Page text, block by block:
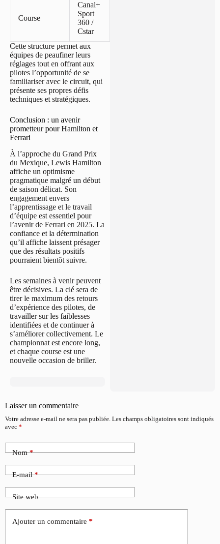
Course
Canal+
Sport
360 /
Cstar
Cette structure permet aux
équipes de peaufiner leurs
réglages tout en offrant aux
pilotes l’opportunité de se
familiariser avec le circuit, qui
présente ses propres défis
techniques et stratégiques.
Conclusion : un avenir
prometteur pour Hamilton et
Ferrari
À l’approche du Grand Prix
du Mexique, Lewis Hamilton
affiche un optimisme
pragmatique malgré un début
de saison délicat. Son
engagement envers
l’apprentissage et le travail
d’équipe est essentiel pour
l’avenir de Ferrari en 2025. La
confiance et la détermination
qu’il affiche laissent présager
que des résultats positifs
pourraient bientôt suivre.
Les semaines à venir peuvent
être décisives. La clé sera de
tirer le maximum des retours
d’expérience des pilotes, de
travailler sur les faiblesses
identifiées et de continuer à
s’améliorer collectivement. Le
championnat est encore long,
et chaque course est une
nouvelle occasion de briller.
Laisser un commentaire
Votre adresse e-mail ne sera pas publiée. Les champs obligatoires sont indiqués
avec *
Nom*
E-mail*
Site web
Ajouter un commentaire *